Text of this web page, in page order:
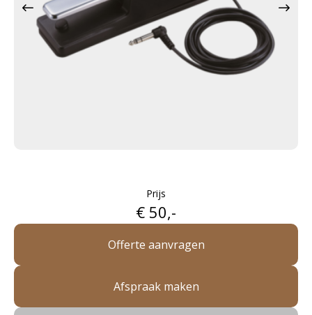
Prijs
€ 50,-
Offerte aanvragen
Afspraak maken